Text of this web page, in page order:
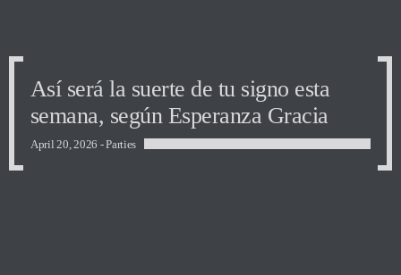
Así será la suerte de tu signo esta
semana, según Esperanza Gracia
April 20, 2026 -Parties